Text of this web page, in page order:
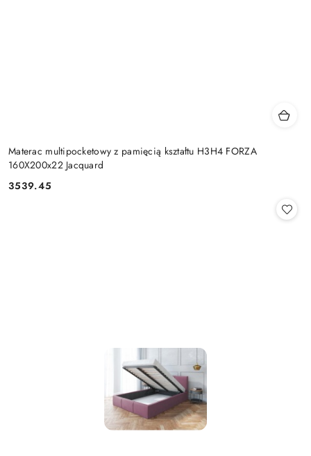
Materac multipocketowy z pamięcią kształtu H3H4 FORZA
160X200x22 Jacquard
Cena:
3539.45